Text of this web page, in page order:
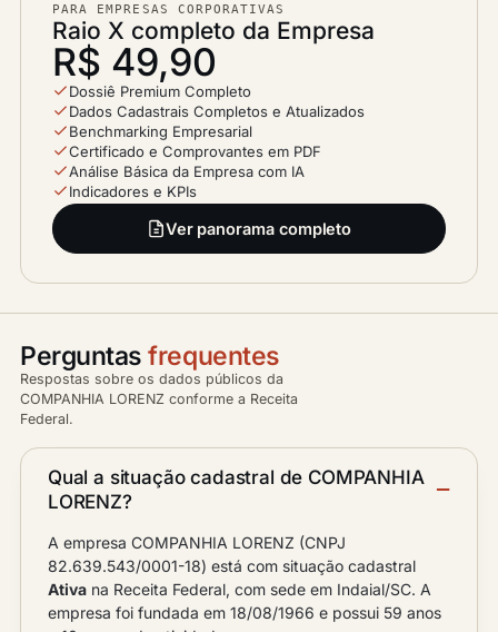
PARA EMPRESAS CORPORATIVAS
Raio X completo da Empresa
R$ 49,90
Dossiê Premium Completo
Dados Cadastrais Completos e Atualizados
Benchmarking Empresarial
Certificado e Comprovantes em PDF
Análise Básica da Empresa com IA
Indicadores e KPIs
Ver panorama completo
Perguntasfrequentes
Respostas sobre os dados públicos da
COMPANHIA LORENZ conforme a Receita
Federal.
Qual a situação cadastral de COMPANHIA
LORENZ?
A empresa COMPANHIA LORENZ (CNPJ
82.639.543/0001-18) está com situação cadastral
Ativa na Receita Federal, com sede em Indaial/SC. A
empresa foi fundada em 18/08/1966 e possui 59 anos